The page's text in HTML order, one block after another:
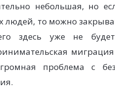
небольшая, но
людей, то можно
здесь уже не
проблема с